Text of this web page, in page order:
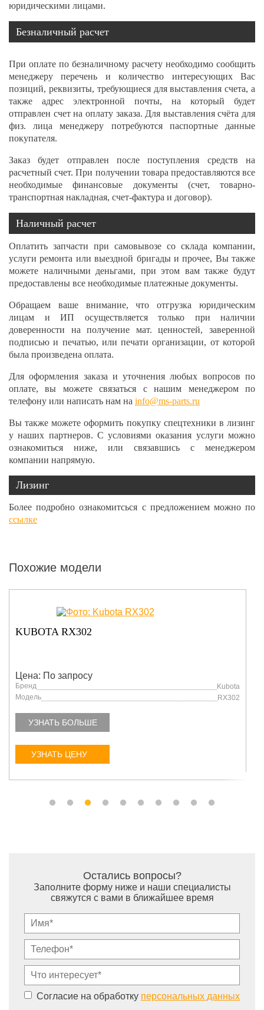
юридическими лицами.
Безналичный расчет
При оплате по безналичному расчету необходимо сообщить
менеджеру перечень и количество интересующих Вас
позиций, реквизиты, требующиеся для выставления счета, а
также адрес электронной почты, на который будет
отправлен счет на оплату заказа. Для выставления счёта для
физ. лица менеджеру потребуются паспортные данные
покупателя.
Заказ будет отправлен после поступления средств на
расчетный счет. При получении товара предоставляются все
необходимые финансовые документы (счет, товарно-
транспортная накладная, счет-фактура и договор).
Наличный расчет
Оплатить запчасти при самовывозе со склада компании,
услуги ремонта или выездной бригады и прочее, Вы также
можете наличными деньгами, при этом вам также будут
предоставлены все необходимые платежные документы.
Обращаем ваше внимание, что отгрузка юридическим
лицам и ИП осуществляется только при наличии
доверенности на получение мат. ценностей, заверенной
подписью и печатью, или печати организации, от которой
была произведена оплата.
Для оформления заказа и уточнения любых вопросов по
оплате, вы можете связаться с нашим менеджером по
телефону или написать нам на info@ms-parts.ru
Вы также можете оформить покупку спецтехники в лизинг
у наших партнеров. С условиями оказания услуги можно
ознакомиться ниже, или связавшись с менеджером
компании напрямую.
Лизинг
Более подробно ознакомитсься с предложением можно по
ссылке
Похожие модели
Остались вопросы?
Заполните форму ниже и наши специалисты
свяжутся с вами в ближайшее время
Согласие на обработку персональных данных